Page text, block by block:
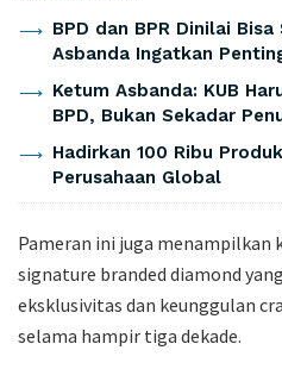
BPD dan BPR Dinilai
Asbanda Ingatkan
Ketum Asbanda: KUB
BPD, Bukan Sekadar
Hadirkan 100 Ribu
Perusahaan Global
Pameran ini juga menampilkan
signature branded diamond
eksklusivitas dan keunggulan
selama hampir tiga dekade.